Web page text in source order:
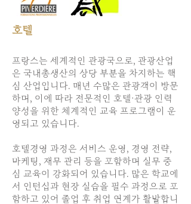
호텔
프랑스는 세계적인 관광국으로, 관광산업
은 국내총생산의 상당 부분을 차지하는 핵
심 산업입니다. 매년 수많은 관광객이 방문
하며, 이에 따라 전문적인 호텔·관광 인력
양성을 위한 체계적인 교육 프로그램이 운
영되고 있습니다.
호텔경영 과정은 서비스 운영, 경영 전략,
마케팅, 재무 관리 등을 포함하며 실무 중
심 교육이 강화되어 있습니다. 많은 학교에
서 인턴십과 현장 실습을 필수 과정으로 포
함하고 있어 졸업 후 취업 연계가 활발합니